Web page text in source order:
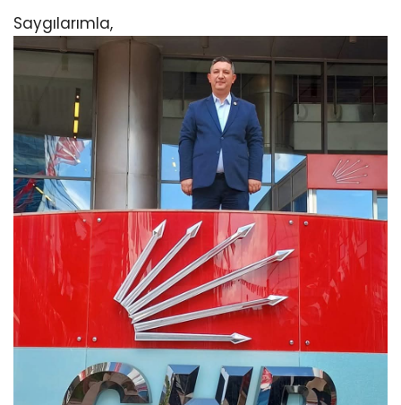
Saygılarımla,